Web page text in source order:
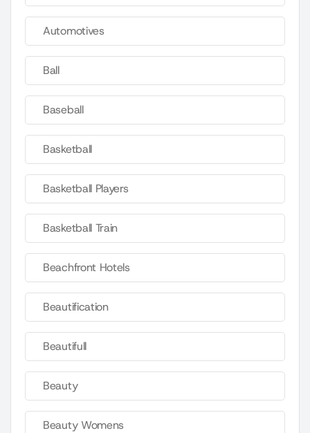
Automotives
Ball
Baseball
Basketball
Basketball Players
Basketball Train
Beachfront Hotels
Beautification
Beautifull
Beauty
Beauty Womens